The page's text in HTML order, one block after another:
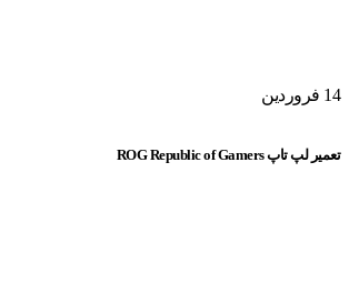
14 فروردین
تعمیر لپ تاپ ROG Republic of Gamers